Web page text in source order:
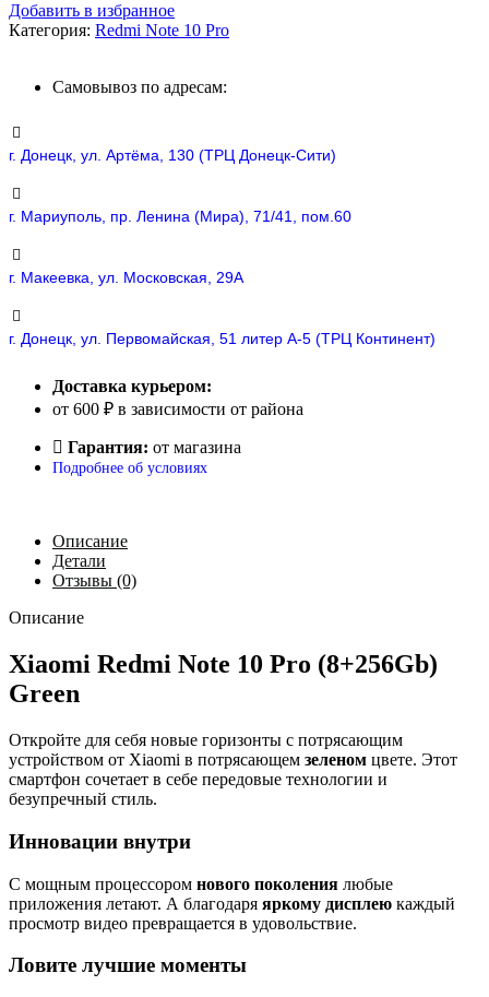
Добавить в избранное
Категория: Redmi Note 10 Pro
Самовывоз по адресам:
г. Донецк, ул. Артёма, 130 (ТРЦ Донецк-Сити)
г. Мариуполь, пр. Ленина (Мира), 71/41, пом.60
г. Макеевка, ул. Московская, 29А
г. Донецк, ул. Первомайская, 51 литер А-5 (ТРЦ Континент)
Доставка курьером:
от 600 ₽ в зависимости от района
Гарантия: от магазина
Подробнее об условиях
Описание
Детали
Отзывы (0)
Описание
Xiaomi Redmi Note 10 Pro (8+256Gb)
Green
Откройте для себя новые горизонты с потрясающим
устройством от Xiaomi в потрясающем зеленом цвете. Этот
смартфон сочетает в себе передовые технологии и
безупречный стиль.
Инновации внутри
С мощным процессором нового поколения любые
приложения летают. А благодаря яркому дисплею каждый
просмотр видео превращается в удовольствие.
Ловите лучшие моменты